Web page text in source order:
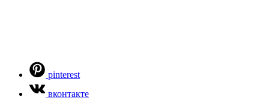
pinterest
вконтакте